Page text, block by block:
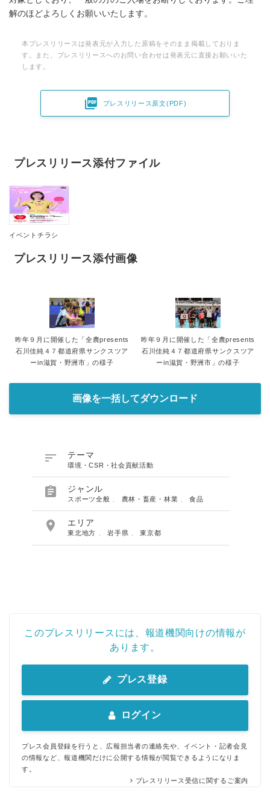
解のほどよろしくお願いいたします。
本プレスリリースは発表元が入力した原稿をそのまま掲載しておりま
す。また、プレスリリースへのお問い合わせは発表元に直接お願いいた
します。
 プレスリリース原文(PDF)
プレスリリース添付ファイル
イベントチラシ
プレスリリース添付画像
昨年９月に開催した「全農presents
石川佳純４７都道府県サンクスツア
ーin滋賀・野洲市」の様子
昨年９月に開催した「全農presents
石川佳純４７都道府県サンクスツア
ーin滋賀・野洲市」の様子
画像を一括してダウンロード
 テーマ
環境・CSR・社会貢献活動
 ジャンル
スポーツ全般 農林・畜産・林業 、食品
 エリア
東北地方 、岩手県 、東京都
このプレスリリースには、報道機関向けの情報が
あります。
プレス登録
ログイン
プレス会員登録を行うと、広報担当者の連絡先や、イベント・記者会見
の情報など、報道機関だけに公開する情報が閲覧できるようになりま
す。
プレスリリース受信に関するご案内